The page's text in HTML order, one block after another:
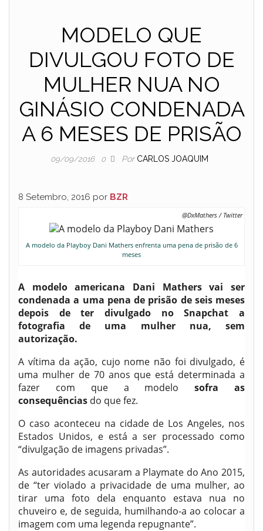
MODELO QUE
DIVULGOU FOTO DE
MULHER NUA NO
GINÁSIO CONDENADA
A 6 MESES DE PRISÃO
09/09/2016 0 Por CARLOS JOAQUIM
8 Setembro, 2016 por BZR
@DxMathers / Twitter
A modelo da Playboy Dani Mathers enfrenta uma pena de prisão de 6
meses
A modelo americana Dani Mathers vai ser
condenada a uma pena de prisão de seis meses
depois de ter divulgado no Snapchat a
fotografia de uma mulher nua, sem
autorização.
A vítima da ação, cujo nome não foi divulgado, é
uma mulher de 70 anos que está determinada a
fazer com que a modelo sofra as
consequências do que fez.
O caso aconteceu na cidade de Los Angeles, nos
Estados Unidos, e está a ser processado como
“divulgação de imagens privadas”.
As autoridades acusaram a Playmate do Ano 2015,
de “ter violado a privacidade de uma mulher, ao
tirar uma foto dela enquanto estava nua no
chuveiro e, de seguida, humilhando-a ao colocar a
imagem com uma legenda repugnante”.